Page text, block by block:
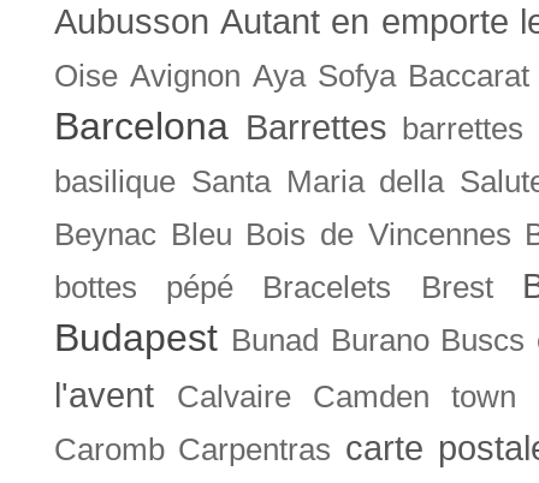
Aubusson Autant en emporte
Oise Avignon Aya Sofya Baccarat
Barcelona Barrettes
basilique Santa Maria della
Beynac Bleu Bois de Vincennes
bottes pépé
Bracelets Brest
Budapest Bunad Burano Buscs
l'avent Calvaire Camden town
Caromb Carpentras carte